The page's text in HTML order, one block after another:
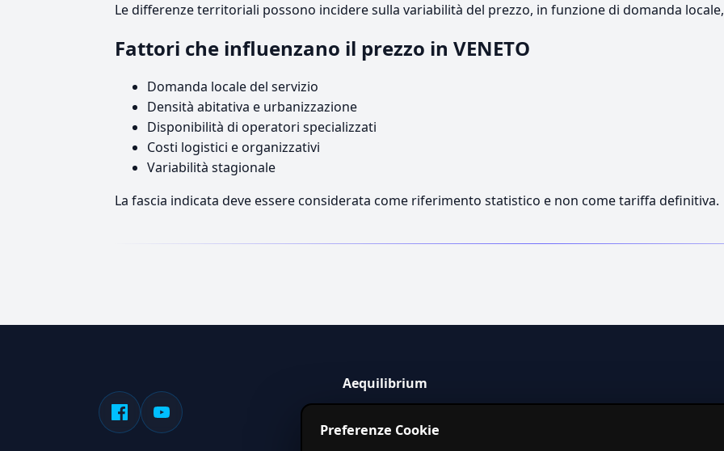
Le differenze territoriali possono incidere sulla variabilità del prezzo, in funzione di domanda
Fattori che influenzano il prezzo in VENETO
Domanda locale del servizio
Densità abitativa e urbanizzazione
Disponibilità di operatori specializzati
Costi logistici e organizzativi
Variabilità stagionale
La fascia indicata deve essere considerata come riferimento statistico e non come tariffa definitiva.
Aequilibrium
servizi in Italia.
Preferenze Cookie